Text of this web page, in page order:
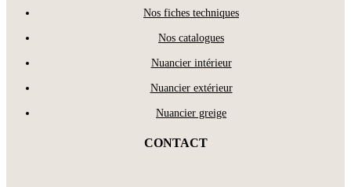
Nos fiches techniques
Nos catalogues
Nuancier intérieur
Nuancier extérieur
Nuancier greige
CONTACT